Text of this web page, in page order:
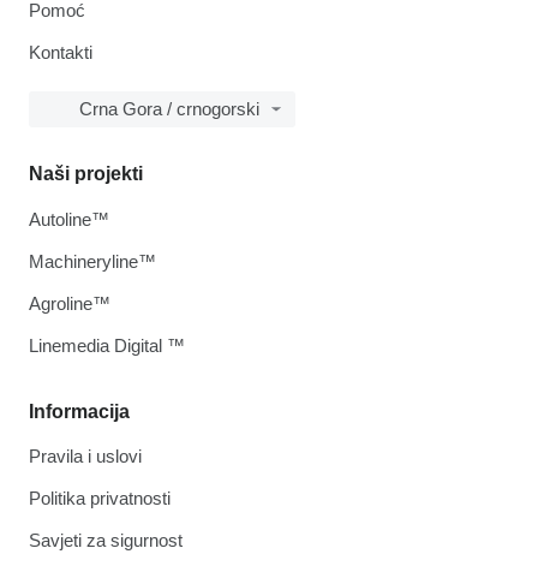
Pomoć
Kontakti
Crna Gora / crnogorski
Informacija
Pravila i uslovi
Politika privatnosti
Savjeti za sigurnost
Naši projekti
Autoline™
Machineryline™
Agroline™
Linemedia Digital ™